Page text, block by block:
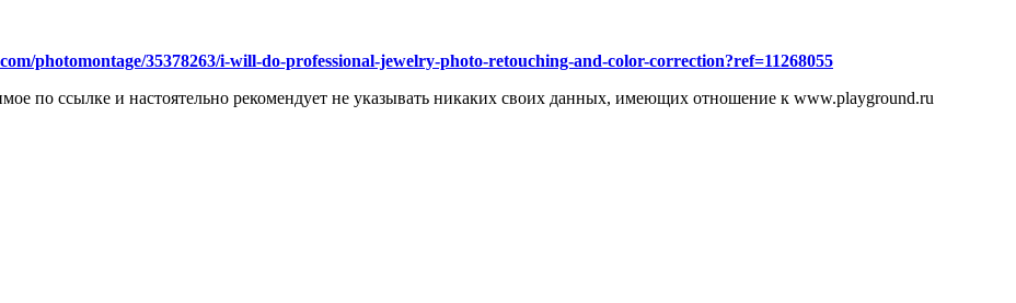
photomontage/35378263/i-will-do-professional-jewelry-photo-retouching-and-color-correction?ref=11268055
по ссылке и настоятельно рекомендует не указывать никаких своих данных, имеющих отношение к www.playground.ru